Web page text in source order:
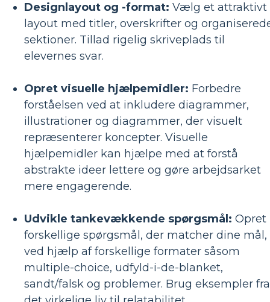
Designlayout og -format: Vælg et attraktivt
layout med titler, overskrifter og
sektioner. Tillad rigelig skriveplads til
elevernes svar.
Opret visuelle hjælpemidler: Forbedre
forståelsen ved at inkludere diagrammer,
illustrationer og diagrammer, der visuelt
repræsenterer koncepter. Visuelle
hjælpemidler kan hjælpe med at forstå
abstrakte ideer lettere og gøre arbejdsarket
mere engagerende.
Udvikle tankevækkende spørgsmål: Opret
forskellige spørgsmål, der matcher dine mål,
ved hjælp af forskellige formater såsom
multiple-choice, udfyld-i-de-blanket,
sandt/falsk og problemer. Brug eksempler fra